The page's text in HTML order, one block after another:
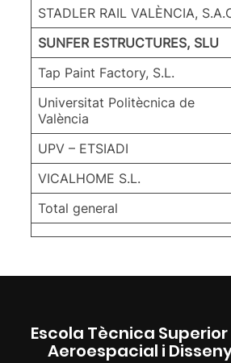
STADLER RAIL VALÈNCIA,
SUNFER ESTRUCTURES, SLU
Tap Paint Factory, S.L.
Universitat Politècnica de
València
UPV – ETSIADI
VICALHOME S.L.
Total general
Escola Tècnica
Aeroespacial i